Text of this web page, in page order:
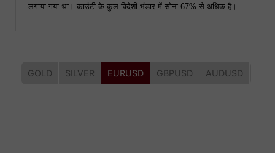
लगाया गया था। काउंटी के कुल विदेशी भंडार में सोना 67% से अधिक है।